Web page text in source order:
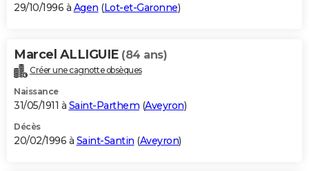
29/10/1996 à Agen (Lot-et-Garonne)
Marcel ALLIGUIE (84 ans)
Créer une cagnotte obsèques
Naissance
31/05/1911 à Saint-Parthem (Aveyron)
Décès
20/02/1996 à Saint-Santin (Aveyron)